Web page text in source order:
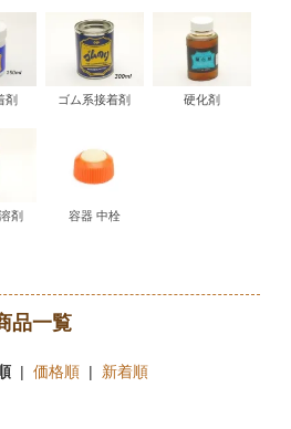
剤 ゴム系接着剤 硬化剤
剤 容器 中栓
品一覧
| 価格順| 新着順